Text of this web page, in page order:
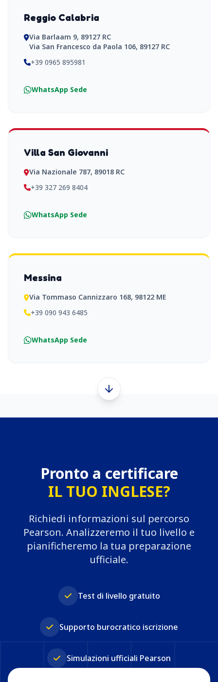
Reggio Calabria
Via Barlaam 9, 89127 RC
Via San Francesco da Paola 106, 89127 RC
+39 0965 895981
WhatsApp Sede
Villa San Giovanni
Via Nazionale 787, 89018 RC
+39 327 269 8404
WhatsApp Sede
Messina
Via Tommaso Cannizzaro 168, 98122 ME
+39 090 943 6485
WhatsApp Sede
Pronto a certificare
IL TUO INGLESE?
Richiedi informazioni sul percorso
Pearson. Analizzeremo il tuo livello e
pianificheremo la tua preparazione
ufficiale.
Test di livello gratuito
Supporto burocratico iscrizione
Simulazioni ufficiali Pearson